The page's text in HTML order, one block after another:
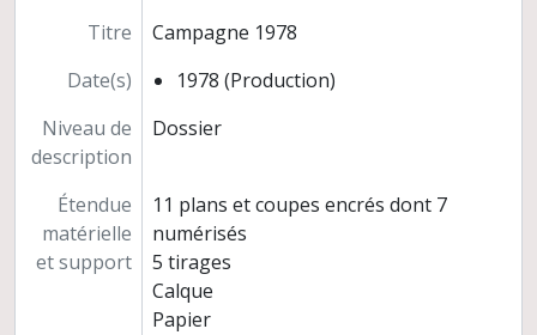
Titre
Campagne 1978
Date(s)
1978 (Production)
Niveau de
description
Dossier
Étendue
matérielle
et support
11 plans et coupes encrés dont 7
numérisés
5 tirages
Calque
Papier